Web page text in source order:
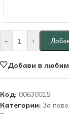
- +
Добави в
Код: 00630015
Категории: За